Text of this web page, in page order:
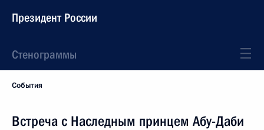
Президент России
Стенограммы
События
Встреча с Наследным принцем Абу-Даби